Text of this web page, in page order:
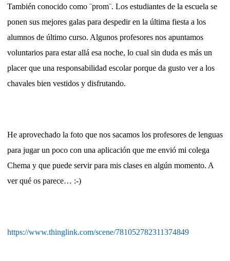
También conocido como ¨prom¨. Los estudiantes de la escuela se
ponen sus mejores galas para despedir en la última fiesta a los
alumnos de último curso. Algunos profesores nos apuntamos
voluntarios para estar allá esa noche, lo cual sin duda es más un
placer que una responsabilidad escolar porque da gusto ver a los
chavales bien vestidos y disfrutando.
He aprovechado la foto que nos sacamos los profesores de lenguas
para jugar un poco con una aplicación que me envió mi colega
Chema y que puede servir para mis clases en algún momento. A
ver qué os parece… :-)
https://www.thinglink.com/scene/781052782311374849